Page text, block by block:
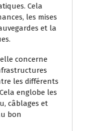
Cela
les mises
et la
concerne
les différents
englobe les
câblages et
bon